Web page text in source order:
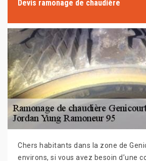
Devis ramonage de chaudière
Chers habitants dans la zone de
environs, si vous avez besoin d’une